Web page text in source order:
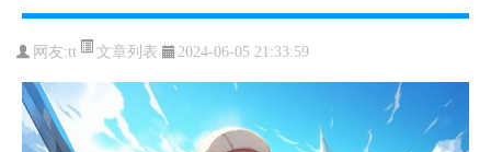
网友:tt 文章列表 2024-06-05 21:33:59